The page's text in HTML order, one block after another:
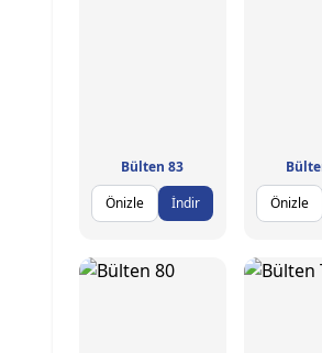
Bülten 83
Önizle
İndir
Önizle